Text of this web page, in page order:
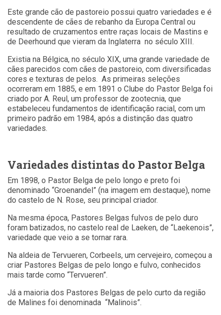
Este grande cão de pastoreio possui quatro variedades e é
descendente de cães de rebanho da Europa Central ou
resultado de cruzamentos entre raças locais de Mastins e
de Deerhound que vieram da Inglaterra no século XIII.
Existia na Bélgica, no século XIX, uma grande variedade de
cães parecidos com cães de pastoreio, com diversificadas
cores e texturas de pelos. As primeiras seleções
ocorreram em 1885, e em 1891 o Clube do Pastor Belga foi
criado por A. Reul, um professor de zootecnia, que
estabeleceu fundamentos de identificação racial, com um
primeiro padrão em 1984, após a distinção das quatro
variedades.
Variedades distintas do Pastor Belga
Em 1898, o Pastor Belga de pelo longo e preto foi
denominado “Groenandel” (na imagem em destaque), nome
do castelo de N. Rose, seu principal criador.
Na mesma época, Pastores Belgas fulvos de pelo duro
foram batizados, no castelo real de Laeken, de “Laekenois”,
variedade que veio a se tornar rara.
Na aldeia de Tervueren, Corbeels, um cervejeiro, começou a
criar Pastores Belgas de pelo longo e fulvo, conhecidos
mais tarde como “Tervueren”.
Já a maioria dos Pastores Belgas de pelo curto da região
de Malines foi denominada “Malinois”.